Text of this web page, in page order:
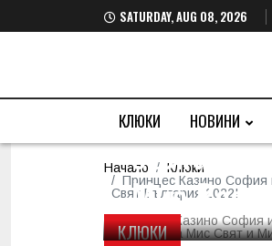
SATURDAY, AUG 08, 2026
КЛЮКИ НОВИНИ
Начало
Клюки
Принцес Казино София
Свят България 2022!
КЛЮКИ
Мис